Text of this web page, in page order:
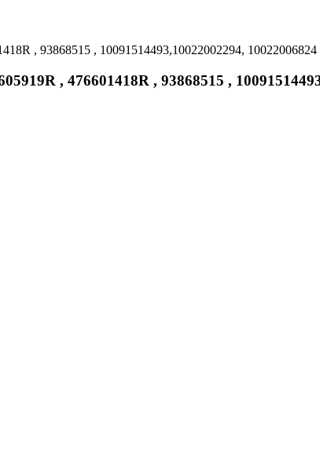
, 93868515 , 10091514493,10022002294, 10022006824
, 476601418R , 93868515 ,